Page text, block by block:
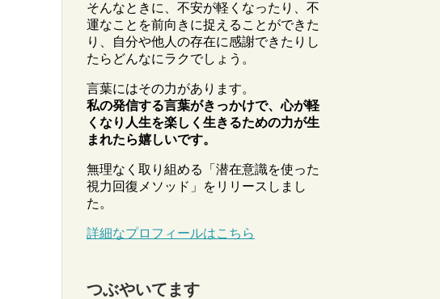
そんなときに、不安が軽くなったり、不
運なことを前向きに捉えることができた
り、自分や他人の存在に感謝できたりし
たらどんなにラクでしょう。
言葉にはその力があります。
私の発信する言葉がきっかけで、心が軽
くなり人生を楽しく生きるための力が生
まれたら嬉しいです。
無理なく取り組める「潜在意識を使った
視力回復メソッド」をリリースしまし
た。
詳細なプロフィールはこちら
つぶやいてます